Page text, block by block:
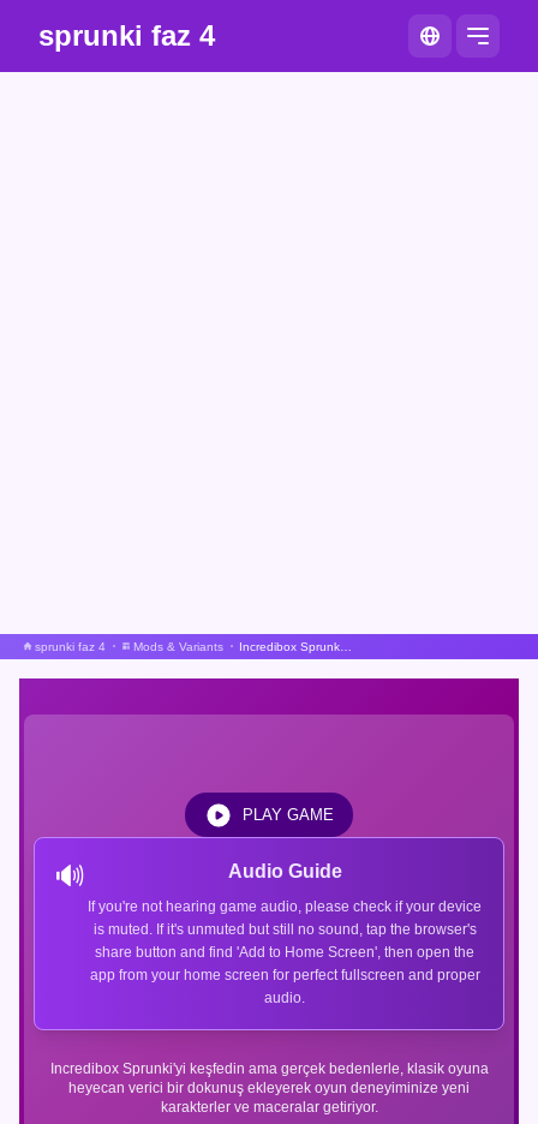
sprunki faz 4
sprunki faz 4 Mods & Variants
Incredibox Sprunki'yi keşfedin ama gerçek bedenlerle, klasik oyuna
heyecan verici bir dokunuş ekleyerek oyun deneyiminize yeni
karakterler ve maceralar getiriyor.
🔊 Audio Guide
If you're not hearing game audio, please check if your device
is muted. If it's unmuted but still no sound, tap the browser's
share button and find 'Add to Home Screen', then open the
app from your home screen for perfect fullscreen and proper
audio.
PLAY GAME